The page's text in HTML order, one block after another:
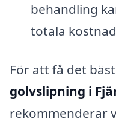
behandling
totala
För att få det
golvslipning i
rekommenderar